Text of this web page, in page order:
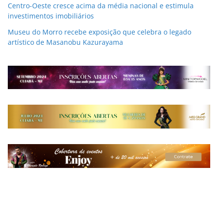
Centro-Oeste cresce acima da média nacional e estimula
investimentos imobiliários
Museu do Morro recebe exposição que celebra o legado
artístico de Masanobu Kazurayama